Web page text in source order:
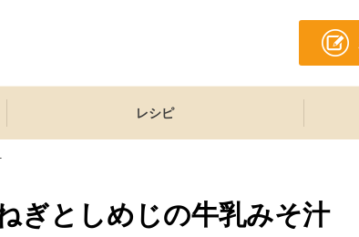
レシピ
ぎとしめじの牛乳みそ汁